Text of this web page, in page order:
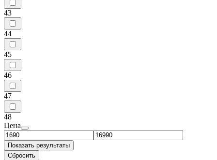
43
44
45
46
47
48
Цена
Показать результаты
Сбросить